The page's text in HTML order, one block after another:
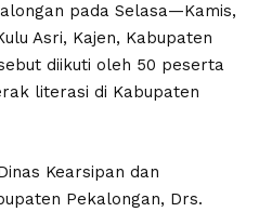
pada Selasa—Kamis,
Asri, Kajen, Kabupaten
diikuti oleh 50 peserta
literasi di Kabupaten
Kearsipan dan
Pekalongan, Drs.